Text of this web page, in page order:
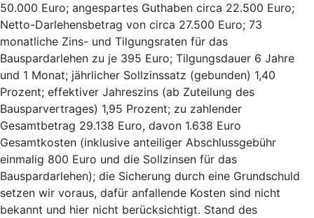
50.000 Euro; angespartes Guthaben circa 22.500 Euro;
Netto-Darlehensbetrag von circa 27.500 Euro; 73
monatliche Zins- und Tilgungsraten für das
Bauspardarlehen zu je 395 Euro; Tilgungsdauer 6 Jahre
und 1 Monat; jährlicher Sollzinssatz (gebunden) 1,40
Prozent; effektiver Jahreszins (ab Zuteilung des
Bausparvertrages) 1,95 Prozent; zu zahlender
Gesamtbetrag 29.138 Euro, davon 1.638 Euro
Gesamtkosten (inklusive anteiliger Abschlussgebühr
einmalig 800 Euro und die Sollzinsen für das
Bauspardarlehen); die Sicherung durch eine Grundschuld
setzen wir voraus, dafür anfallende Kosten sind nicht
bekannt und hier nicht berücksichtigt. Stand des